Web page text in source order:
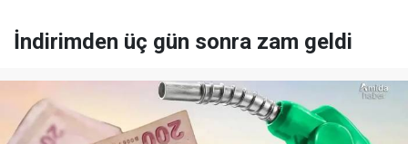
İndirimden üç gün sonra zam geldi